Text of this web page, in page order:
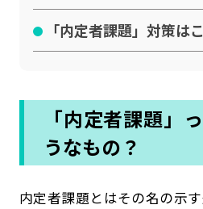
「内定者課題」対策は
「内定者課題」
うなもの？
内定者課題とはその名の示